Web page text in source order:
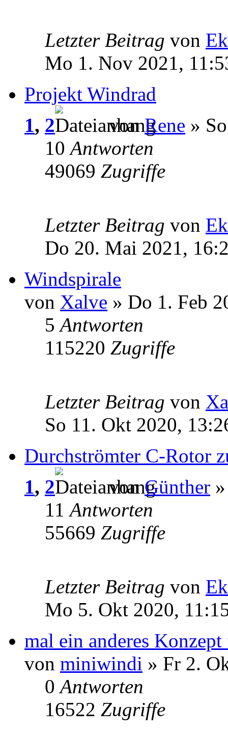
Letzter Beitrag von
Mo 1. Nov 2021,
Projekt Windrad
1, 2 vonRene »
10Antworten
49069 Zugriffe
Letzter Beitrag von
Do 20. Mai 2021,
Windspirale
von Xalve » Do 1. Feb
5Antworten
115220 Zugriffe
Letzter Beitrag von
So 11. Okt 2020,
Durchströmter C-Rotor
1, 2 vonGünther
11Antworten
55669 Zugriffe
Letzter Beitrag von
Mo 5. Okt 2020,
mal ein anderes
von miniwindi » Fr 2.
0Antworten
16522 Zugriffe